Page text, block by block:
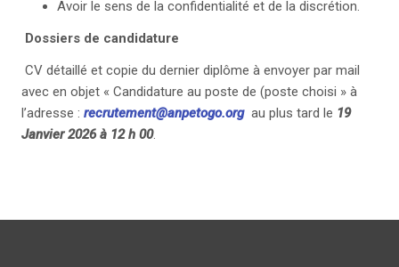
Avoir le sens de la confidentialité et de la discrétion.
Dossiers de candidature
CV détaillé et copie du dernier diplôme à envoyer par mail
avec en objet « Candidature au poste de (poste choisi » à
l’adresse : recrutement@anpetogo.orgau plus tard le 19
Janvier 2026 à 12 h 00.